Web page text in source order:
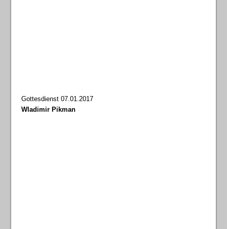
Gottesdienst 07.01.2017
Wladimir Pikman